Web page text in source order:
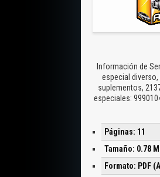
Información de
especial
suplementos,
especiales:
Páginas: 11
Tamaño: 0.78
Formato: PDF